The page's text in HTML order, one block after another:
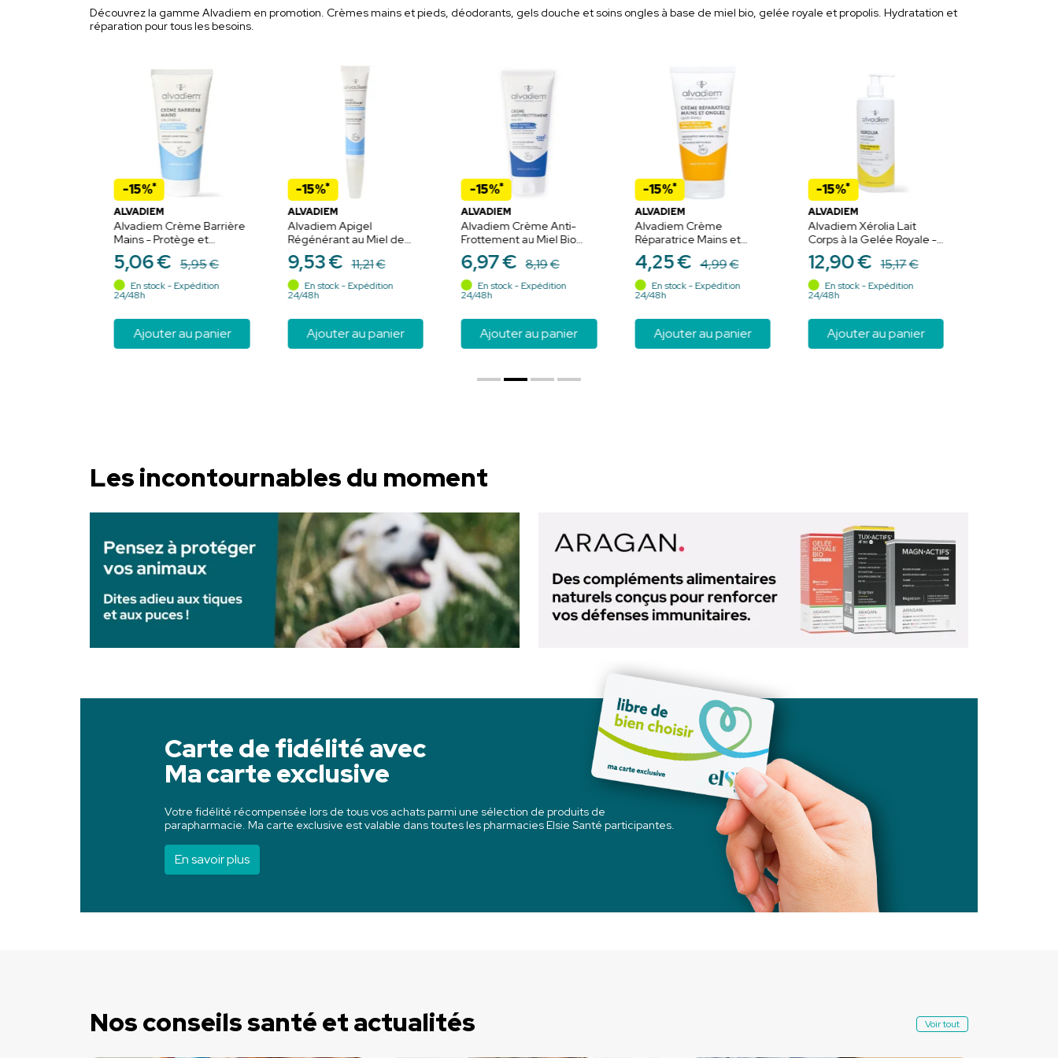
Découvrez la gamme Alvadiem en promotion. Crèmes mains et pieds, déodorants, gels douche et soins ongles à base de miel bio, gelée royale et propolis. Hydratation et
réparation pour tous les besoins.
-15%*
ALVADIEM
Alvadiem Crème Barrière
Mains - Protège et
Hydrate les Mains
Sensibles et Irritées -
50ml
5,06€ 5,95€
En stock - Expédition
24/48h
Ajouter au panier
-15%*
ALVADIEM
Alvadiem Apigel
Régénérant au Miel de
Thym Bio 10 ml - Mains et
pieds, engelures,
gerçures, rougeurs,
picotements, inconfort
9,53€ 11,21€
En stock - Expédition
24/48h
Ajouter au panier
-15%*
ALVADIEM
Alvadiem Crème Anti-
Frottement au Miel Bio
75ml - Pieds, cuisses,
aisselles, tétons
6,97€ 8,19€
En stock - Expédition
24/48h
Ajouter au panier
-15%*
ALVADIEM
Alvadiem Crème
Réparatrice Mains et
Ongles à la Gelée Royale
Bio - 50ml
4,25€ 4,99€
En stock - Expédition
24/48h
Ajouter au panier
-15%*
ALVADIEM
Alvadiem Xérolia Lait
Corps à la Gelée Royale -
Hydrate et Stimule la
Régénération Cellulaire -
400ml
12,90€ 15,17€
En stock - Expédition
24/48h
Ajouter au panier
Les incontournables du moment
Carte de fidélité avec
Ma carte exclusive
Votre fidélité récompensée lors de tous vos achats parmi une sélection de produits de
parapharmacie. Ma carte exclusive est valable dans toutes les pharmacies Elsie Santé participantes.
En savoir plus
Nos conseils santé et actualités Voir tout